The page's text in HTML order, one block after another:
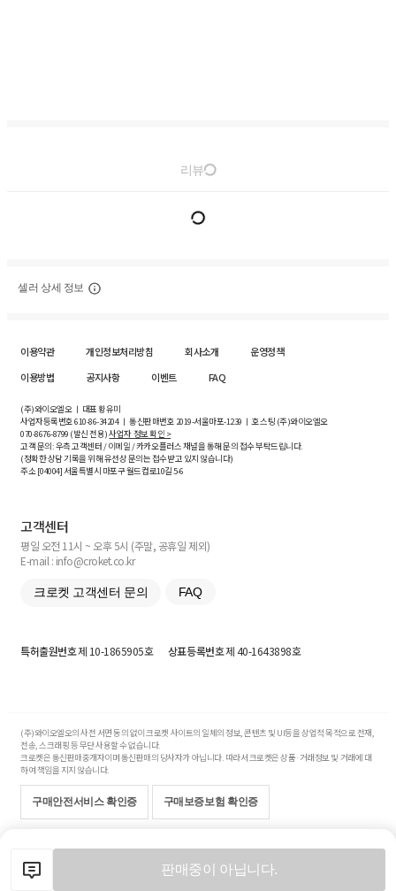
판매중이 아닙니다.
리뷰
셀러 상세 정보
이용약관 개인정보처리방침 회사소개
운영정책
이용방법
공지사항 이벤트 FAQ
(주)와이오엘오 ㅣ 대표 황유미
사업자등록번호610-86-34204ㅣ 통신판매번호 2019-서울마포-1239 ㅣ 호스팅 (주)와이오엘오
070-8676-8799 (발신 전용)사업자 정보 확인 >
고객 문의: 우측 고객센터 / 이메일 / 카카오플러스 채널을 통해 문의 접수 부탁드립니다.
(정확한 상담 기록을 위해 유선상 문의는 접수받고 있지 않습니다)
주소 [04004] 서울특별시 마포구 월드컵로10길5-6
고객센터
평일 오전 11시 ~ 오후 5시 (주말, 공휴일 제외)
E-mail : info@croket.co.kr
크로켓 고객센터 문의 FAQ
특허출원번호제 10-1865905호 상표등록번호제 40-1643898호
(주)와이오엘오의 사전 서면 동의 없이 크로켓 사이트의 일체의 정보, 콘텐츠 및 UI등을 상업적 목적으로 전재,
전송, 스크래핑 등 무단 사용할 수 없습니다.
크로켓은 통신판매중개자이며 통신판매의 당사자가 아닙니다. 따라서 크로켓은 상품·거래정보 및 거래에 대
하여 책임을 지지 않습니다.
구매안전서비스 확인증 구매보증보험 확인증